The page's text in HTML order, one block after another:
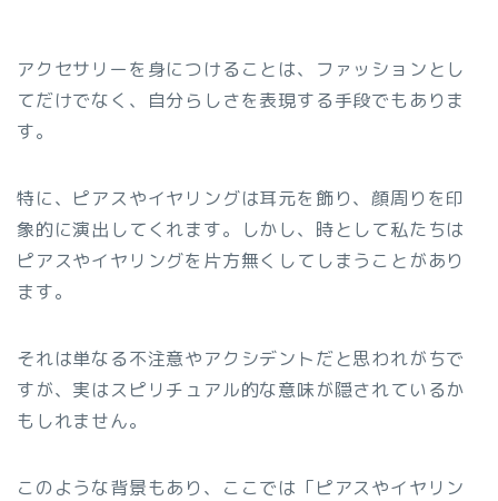
アクセサリーを身につけることは、ファッションとし
てだけでなく、自分らしさを表現する手段でもありま
す。
特に、ピアスやイヤリングは耳元を飾り、顔周りを印
象的に演出してくれます。しかし、時として私たちは
ピアスやイヤリングを片方無くしてしまうことがあり
ます。
それは単なる不注意やアクシデントだと思われがちで
すが、実はスピリチュアル的な意味が隠されているか
もしれません。
このような背景もあり、ここでは「ピアスやイヤリン